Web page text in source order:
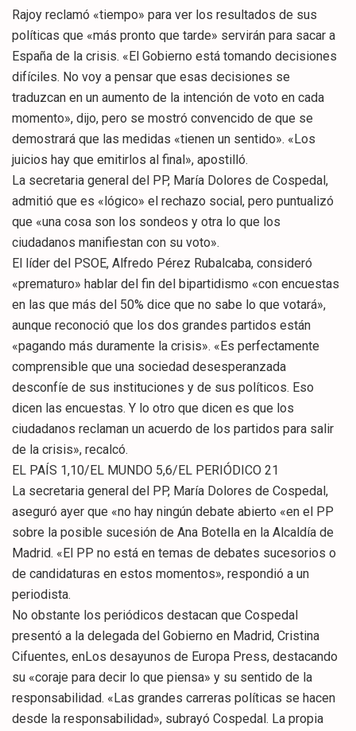
Rajoy reclamó «tiempo» para ver los resultados de sus
políticas que «más pronto que tarde» servirán para sacar a
España de la crisis. «El Gobierno está tomando decisiones
difíciles. No voy a pensar que esas decisiones se
traduzcan en un aumento de la intención de voto en cada
momento», dijo, pero se mostró convencido de que se
demostrará que las medidas «tienen un sentido». «Los
juicios hay que emitirlos al final», apostilló.
La secretaria general del PP, María Dolores de Cospedal,
admitió que es «lógico» el rechazo social, pero puntualizó
que «una cosa son los sondeos y otra lo que los
ciudadanos manifiestan con su voto».
El líder del PSOE, Alfredo Pérez Rubalcaba, consideró
«prematuro» hablar del fin del bipartidismo «con encuestas
en las que más del 50% dice que no sabe lo que votará»,
aunque reconoció que los dos grandes partidos están
«pagando más duramente la crisis». «Es perfectamente
comprensible que una sociedad desesperanzada
desconfíe de sus instituciones y de sus políticos. Eso
dicen las encuestas. Y lo otro que dicen es que los
ciudadanos reclaman un acuerdo de los partidos para salir
de la crisis», recalcó.
EL PAÍS 1,10/EL MUNDO 5,6/EL PERIÓDICO 21
La secretaria general del PP, María Dolores de Cospedal,
aseguró ayer que «no hay ningún debate abierto «en el PP
sobre la posible sucesión de Ana Botella en la Alcaldía de
Madrid. «El PP no está en temas de debates sucesorios o
de candidaturas en estos momentos», respondió a un
periodista.
No obstante los periódicos destacan que Cospedal
presentó a la delegada del Gobierno en Madrid, Cristina
Cifuentes, enLos desayunos de Europa Press, destacando
su «coraje para decir lo que piensa» y su sentido de la
responsabilidad. «Las grandes carreras políticas se hacen
desde la responsabilidad», subrayó Cospedal. La propia